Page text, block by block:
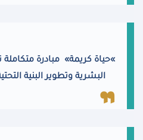
«حياة كريمة» مبادرة
البشرية وتطوير البنية